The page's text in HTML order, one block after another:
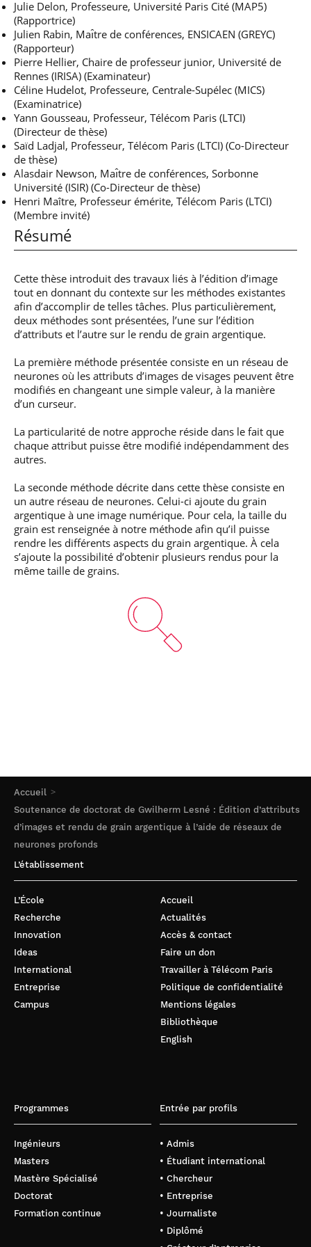
Accueil
Soutenance de doctorat de Gwilherm Lesné : Édition d’attributs
d’images et rendu de grain argentique à l’aide de réseaux de
neurones profonds
Julie Delon, Professeure, Université Paris Cité (MAP5)
(Rapportrice)
Julien Rabin, Maı̂tre de conférences, ENSICAEN (GREYC)
(Rapporteur)
Pierre Hellier, Chaire de professeur junior, Université de
Rennes (IRISA) (Examinateur)
Céline Hudelot, Professeure, Centrale-Supélec (MICS)
(Examinatrice)
Yann Gousseau, Professeur, Télécom Paris (LTCI)
(Directeur de thèse)
Saïd Ladjal, Professeur, Télécom Paris (LTCI) (Co-Directeur
de thèse)
Alasdair Newson, Maı̂tre de conférences, Sorbonne
Université (ISIR) (Co-Directeur de thèse)
Henri Maître, Professeur émérite, Télécom Paris (LTCI)
(Membre invité)
Résumé
Cette thèse introduit des travaux liés à l’édition d’image
tout en donnant du contexte sur les méthodes existantes
afin d’accomplir de telles tâches. Plus particulièrement,
deux méthodes sont présentées, l’une sur l’édition
d’attributs et l’autre sur le rendu de grain argentique.
La première méthode présentée consiste en un réseau de
neurones où les attributs d’images de visages peuvent être
modifiés en changeant une simple valeur, à la manière
d’un curseur.
La particularité de notre approche réside dans le fait que
chaque attribut puisse être modifié indépendamment des
autres.
La seconde méthode décrite dans cette thèse consiste en
un autre réseau de neurones. Celui-ci ajoute du grain
argentique à une image numérique. Pour cela, la taille du
grain est renseignée à notre méthode afin qu’il puisse
rendre les différents aspects du grain argentique. À cela
s’ajoute la possibilité d’obtenir plusieurs rendus pour la
même taille de grains.
L’établissement
L’École
Recherche
Innovation
Ideas
International
Entreprise
Campus
Accueil
Actualités
Accès & contact
Faire un don
Travailler à Télécom Paris
Politique de confidentialité
Mentions légales
Bibliothèque
English
Programmes
Ingénieurs
Masters
Mastère Spécialisé
Doctorat
Formation continue
Entrée par profils
• Admis
• Étudiant international
• Chercheur
• Entreprise
• Journaliste
• Diplômé